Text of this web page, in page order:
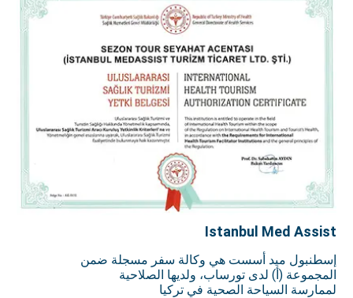
Istanbul Med Assist
إسطنبول ميد أسست هي وكالة سفر مسجلة ضمن
المجموعة (أ) لدى تورساب، ولديها الصلاحية
لممارسة السياحة الصحية في تركيا